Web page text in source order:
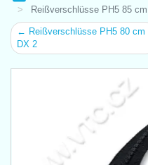
Reißverschlüsse PH5 85
← Reißverschlüsse PH5 80 cm
DX 2